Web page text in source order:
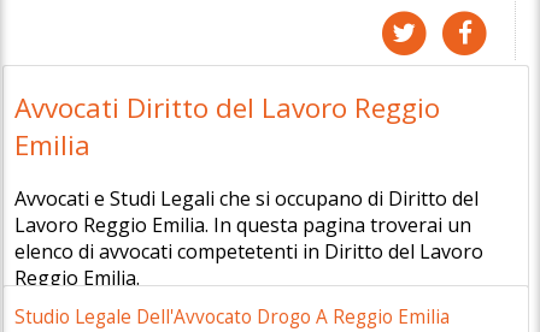
Avvocati Diritto del Lavoro Reggio
Emilia
Avvocati e Studi Legali che si occupano di Diritto del
Lavoro Reggio Emilia. In questa pagina troverai un
elenco di avvocati competetenti in Diritto del Lavoro
Reggio Emilia.
Studio Legale Dell'Avvocato Drogo A Reggio Emilia